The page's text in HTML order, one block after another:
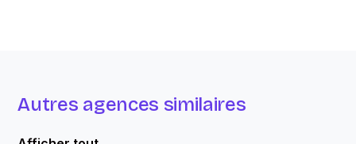
Autres agences similaires